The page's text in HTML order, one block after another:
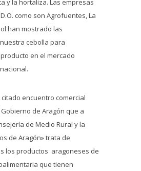
como son Agrofuentes, La
han mostrado las
cebolla para
en el mercado
encuentro comercial
de Aragón que a
de Medio Rural y la
de Aragón» trata de
los productos aragoneses de
que tienen